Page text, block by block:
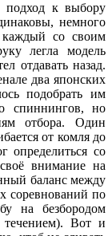
подход к выбору
немного
со своим
легла модель
отдавать назад.
два японских
подобрать им
спиннингов, но
отбора. Один
от комля до
со
внимание на
баланс между
соревнований по
на безбородом
течением). Вот и